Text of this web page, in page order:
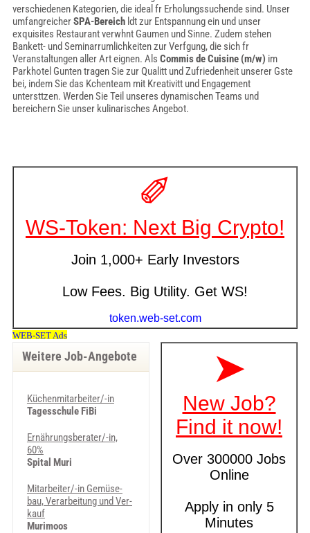
verschiedenen Kategorien, die ideal fr Erholungssuchende sind. Unser
umfangreicherSPA-Bereichldt zur Entspannung ein und unser
exquisites Restaurant verwhnt Gaumen und Sinne. Zudem stehen
Bankett- und Seminarrumlichkeiten zur Verfgung, die sich fr
Veranstaltungen aller Art eignen. Als Commis de Cuisine (m/w) im
Parkhotel Gunten tragen Sie zur Qualitt und Zufriedenheit unserer Gste
bei, indem Sie das Kchenteam mit Kreativitt und Engagement
untersttzen. Werden Sie Teil unseres dynamischen Teams und
bereichern Sie unser kulinarisches Angebot.
Weitere Job-Angebote
Küchenmitarbeiter/-in
Tagesschule FiBi
Ernährungsberater/-in,
60%
Spital Muri
Mit­ar­bei­ter/-in Ge­mü­se­
bau, Ver­ar­bei­tung und Ver­
kauf
Murimoos